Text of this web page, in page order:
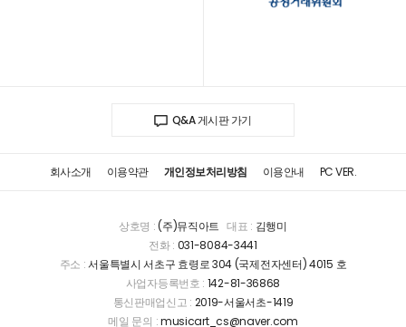
Q&A 게시판 가기
회사소개 이용약관 개인정보처리방침 이용안내 PC VER.
상호명 :(주)뮤직아트 대표 : 김행미
전화 : 031-8084-3441
주소 :서울특별시 서초구 효령로 304 (국제전자센터) 4015 호
사업자등록번호 : 142-81-36868
통신판매업신고 : 2019-서울서초-1419
메일 문의 :musicart_cs@naver.com